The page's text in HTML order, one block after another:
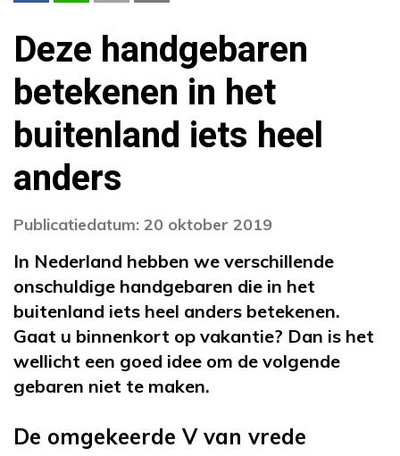
Deze handgebaren
betekenen in het
buitenland iets heel
anders
Publicatiedatum: 20 oktober 2019
In Nederland hebben we verschillende
onschuldige handgebaren die in het
buitenland iets heel anders betekenen.
Gaat u binnenkort op vakantie? Dan is het
wellicht een goed idee om de volgende
gebaren niet te maken.
De omgekeerde V van vrede